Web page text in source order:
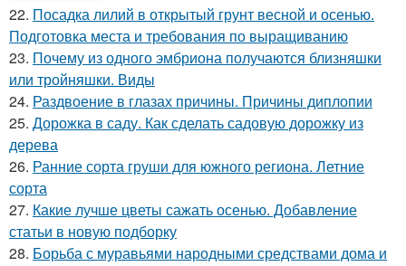
22. Посадка лилий в открытый грунт весной и осенью.
Подготовка места и требования по выращиванию
23. Почему из одного эмбриона получаются близняшки
или тройняшки. Виды
24. Раздвоение в глазах причины. Причины диплопии
25. Дорожка в саду. Как сделать садовую дорожку из
дерева
26. Ранние сорта груши для южного региона. Летние
сорта
27. Какие лучше цветы сажать осенью. Добавление
статьи в новую подборку
28. Борьба с муравьями народными средствами дома и